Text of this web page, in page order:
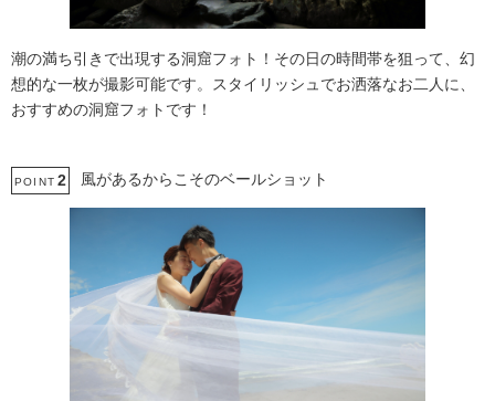
潮の満ち引きで出現する洞窟フォト！その日の時間帯を狙って、幻
想的な一枚が撮影可能です。スタイリッシュでお洒落なお二人に、
おすすめの洞窟フォトです！
POINT 2 風があるからこそのベールショット